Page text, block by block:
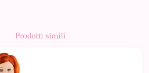
Prodotti simili